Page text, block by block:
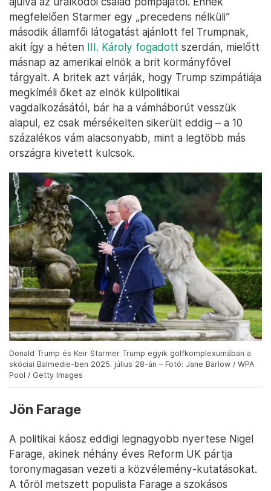
megfelelően Starmer egy „precedens nélküli”
második államfői látogatást ajánlott fel Trumpnak,
akit így a héten III. Károly fogadott szerdán, mielőtt
másnap az amerikai elnök a brit kormányfővel
tárgyalt. A britek azt várják, hogy Trump szimpátiája
megkíméli őket az elnök külpolitikai
vagdalkozásától, bár ha a vámháborút vesszük
alapul, ez csak mérsékelten sikerült eddig – a 10
százalékos vám alacsonyabb, mint a legtöbb más
országra kivetett kulcsok.
Donald Trump és Keir Starmer Trump egyik golfkomplexumában a
skóciai Balmedie-ben 2025. július 28-án – Fotó: Jane Barlow / WPA
Pool / Getty Images
Jön Farage
A politikai káosz eddigi legnagyobb nyertese Nigel
Farage, akinek néhány éves Reform UK pártja
toronymagasan vezeti a közvélemény-kutatásokat.
A tőröl metszett populista Farage a szokásos